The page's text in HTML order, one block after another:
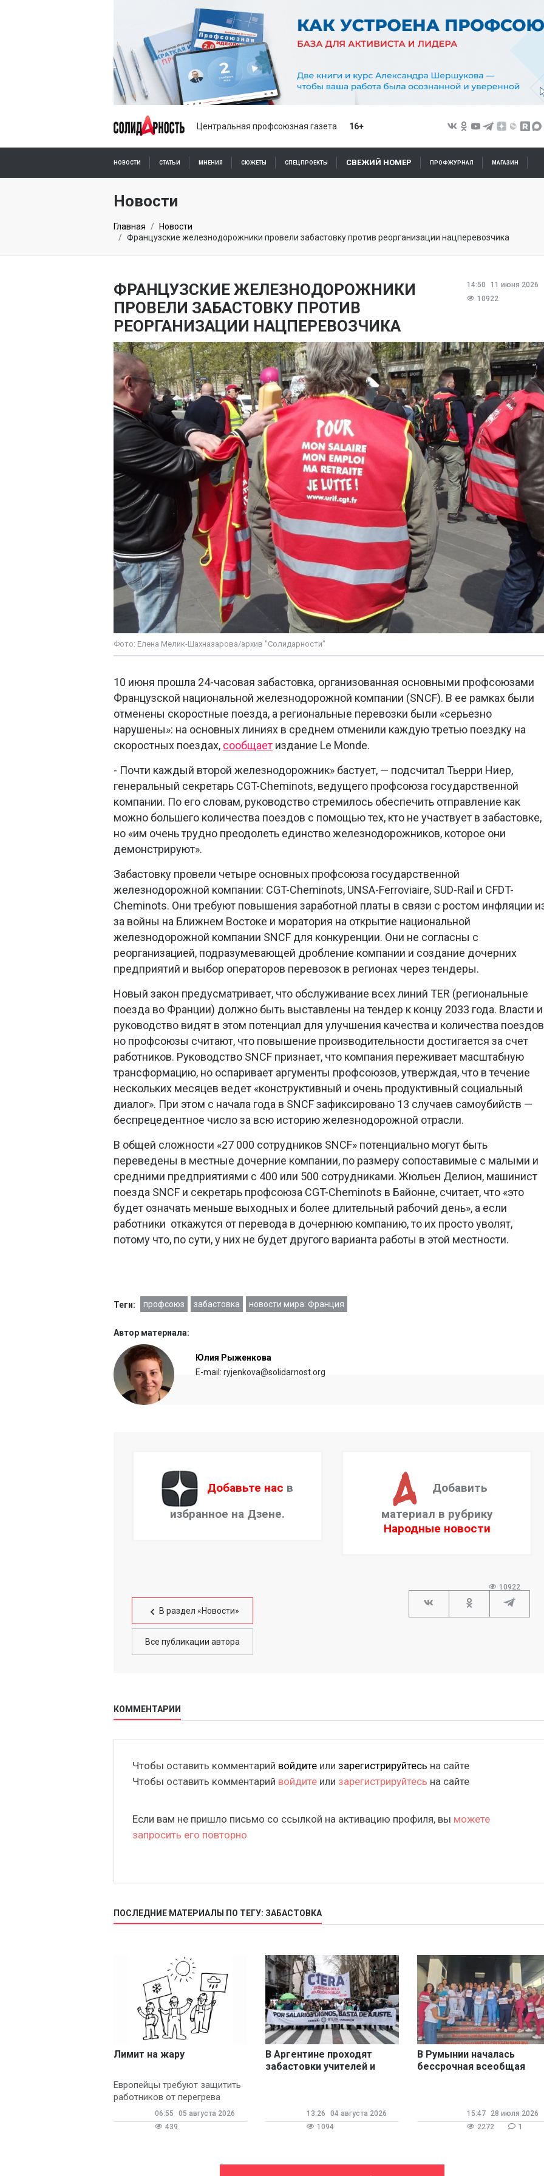
Центральная профсоюзная газета 16+
НОВОСТИ СТАТЬИ МНЕНИЯ СЮЖЕТЫ СПЕЦПРОЕКТЫ СВЕЖИЙ НОМЕР ПРОФЖУРНАЛ МАГАЗИН
ПОДПИСКА ОНЛАЙН
Новости
Главная
Новости
Французские железнодорожники провели забастовку против реорганизации нацперевозчика
14:50
11 июня 2026
10922
ФРАНЦУЗСКИЕ ЖЕЛЕЗНОДОРОЖНИКИ
ПРОВЕЛИ ЗАБАСТОВКУ ПРОТИВ
РЕОРГАНИЗАЦИИ НАЦПЕРЕВОЗЧИКА
Фото: Елена Мелик-Шахназарова/архив "Солидарности"
10 июня прошла 24-часовая забастовка, организованная основными профсоюзами
Французской национальной железнодорожной компании (SNCF). В ее рамках были
отменены скоростные поезда, а региональные перевозки были «серьезно
нарушены»: на основных линиях в среднем отменили каждую третью поездку на
скоростных поездах, сообщает издание Le Monde.
- Почти каждый второй железнодорожник» бастует, — подсчитал Тьерри Ниер,
генеральный секретарь CGT-Cheminots, ведущего профсоюза государственной
компании. По его словам, руководство стремилось обеспечить отправление как
можно большего количества поездов с помощью тех, кто не участвует в забастовке,
но «им очень трудно преодолеть единство железнодорожников, которое они
демонстрируют».
Забастовку провели четыре основных профсоюза государственной
железнодорожной компании: CGT-Cheminots, UNSA-Ferroviaire, SUD-Rail и CFDT-
Cheminots. Они требуют повышения заработной платы в связи с ростом инфляции
за войны на Ближнем Востоке и моратория на открытие национальной
железнодорожной компании SNCF для конкуренции. Они не согласны с
реорганизацией, подразумевающей дробление компании и создание дочерних
предприятий и выбор операторов перевозок в регионах через тендеры.
Новый закон предусматривает, что обслуживание всех линий TER (региональные
поезда во Франции) должно быть выставлены на тендер к концу 2033 года. Власти и
руководство видят в этом потенциал для улучшения качества и количества
но профсоюзы считают, что повышение производительности достигается за счет
работников. Руководство SNCF признает, что компания переживает масштабную
трансформацию, но оспаривает аргументы профсоюзов, утверждая, что в течение
нескольких месяцев ведет «конструктивный и очень продуктивный социальный
диалог». При этом с начала года в SNCF зафиксировано 13 случаев самоубийств —
беспрецедентное число за всю историю железнодорожной отрасли.
В общей сложности «27 000 сотрудников SNCF» потенциально могут быть
переведены в местные дочерние компании, по размеру сопоставимые с малыми и
средними предприятиями с 400 или 500 сотрудниками. Жюльен Делион, машинист
поезда SNCF и секретарь профсоюза CGT-Cheminots в Байонне, считает, что «это
будет означать меньше выходных и более длительный рабочий день», а если
работники откажутся от перевода в дочернюю компанию, то их просто уволят,
потому что, по сути, у них не будет другого варианта работы в этой местности.
Теги: профсоюз забастовка новости мира: Франция
Автор материала:
Юлия Рыженкова
E-mail: ryjenkova@solidarnost.org
Добавьте нас в
избранное на Дзене.
Добавить
материал в рубрику
Народные новости
В раздел «Новости»
Все публикации автора
10922
КОММЕНТАРИИ
Чтобы оставить комментарий войдите или зарегистрируйтесь на сайте
Чтобы оставить комментарий войдите или зарегистрируйтесь на сайте
Если вам не пришло письмо со ссылкой на активацию профиля, вы можете
запросить его повторно
ПОСЛЕДНИЕ МАТЕРИАЛЫ ПО ТЕГУ: ЗАБАСТОВКА
Лимит на жару
Европейцы требуют защитить
работников от перегрева
06:55
05 августа 2026
439
В Аргентине проходят
забастовки учителей и
13:26
04 августа 2026
1094
В Румынии началась
бессрочная всеобщая
15:47
28 июля 2026
2272
1